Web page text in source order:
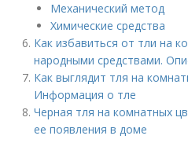
Механический метод
Химические средства
Как избавиться от тли на
народными средствами.
Как выглядит тля на
Информация о тле
Черная тля на комнатных
ее появления в доме